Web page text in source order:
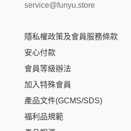
service@funyu.store
隱私權政策及會員服務條款
安心付款
會員等級辦法
加入特殊會員
產品文件(GCMS/SDS)
福利品規範